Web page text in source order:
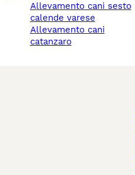
allevamento cani sesto
calende varese
allevamento cani
catanzaro